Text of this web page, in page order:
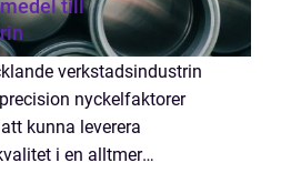
till
verkstadsindustrin
nyckelfaktorer
kunna leverera
i en alltmer